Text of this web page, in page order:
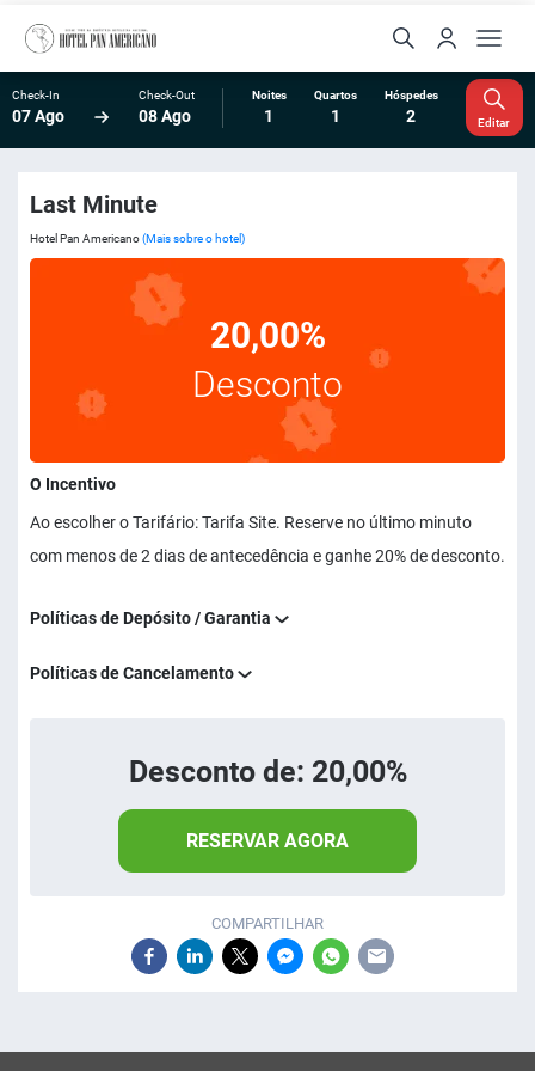
Check-In
07 Ago
Check-Out
08 Ago
Noites
1
Quartos
1
Hóspedes
2 Editar
Last Minute
Hotel Pan Americano(Mais sobre o hotel)
20,00%
Desconto
O Incentivo
Ao escolher o Tarifário: Tarifa Site. Reserve no último minuto
com menos de 2 dias de antecedência e ganhe 20% de desconto.
Políticas de Depósito / Garantia
Políticas de Cancelamento
Desconto de: 20,00%
RESERVAR AGORA
COMPARTILHAR